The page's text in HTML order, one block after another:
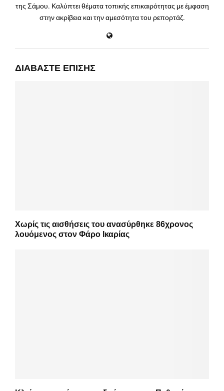
της Σάμου. Καλύπτει θέματα τοπικής επικαιρότητας με έμφαση
στην ακρίβεια και την αμεσότητα του ρεπορτάζ.
ΔΙΑΒΆΣΤΕ ΕΠΊΣΗΣ
Χωρίς τις αισθήσεις του ανασύρθηκε 86χρονος
λουόμενος στον Φάρο Ικαρίας